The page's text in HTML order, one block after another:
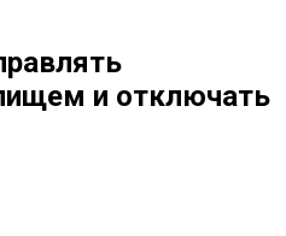
и отключать